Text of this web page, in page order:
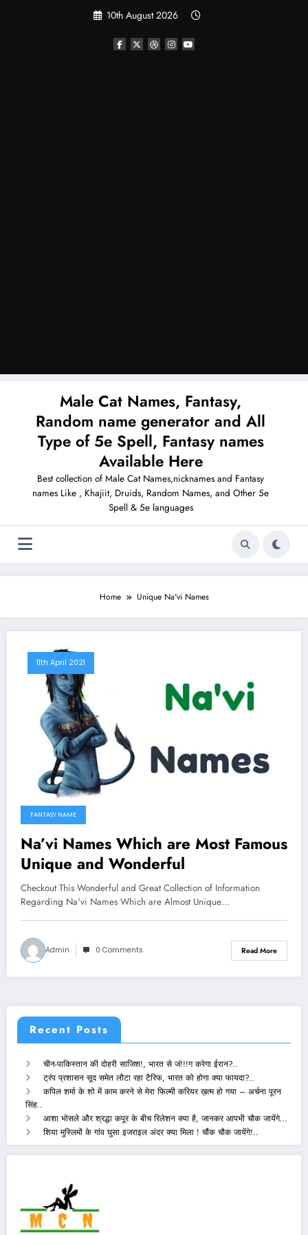
10th August 2026
Male Cat Names, Fantasy,
Random name generator and All
Type of 5e Spell, Fantasy names
Available Here
Best collection of Male Cat Names,nicknames and Fantasy
names Like , Khajiit, Druids, Random Names, and Other 5e
Spell & 5e languages
Home Unique Na'vi Names
11th April 2021
FANTASY NAME
Na’vi Names Which are Most Famous
Unique and Wonderful
Checkout This Wonderful and Great Collection of Information
Regarding Na'vi Names Which are Almost Unique…
Admin 0 Comments Read More
Recent Posts
चीन-पाकिस्तान की दोहरी साजिश!, भारत से जं!!!ग करेगा ईरान?..
ट्रंप प्रशासन सूद समेत लौटा रहा टैरिफ, भारत को होगा क्या फायदा?..
कपिल शर्मा के शो में काम करने से मेरा फिल्मी करियर ख़त्म हो गया – अर्चना पूरन
सिंह..
आशा भोसले और श्रद्धा कपूर के बीच रिलेशन क्या है, जानकर आपभी चौक जायेंगे…
शिया मुस्लिमों के गांव घुसा इजराइल अंदर क्या मिला ! चौंक चौक जायेंगे!..